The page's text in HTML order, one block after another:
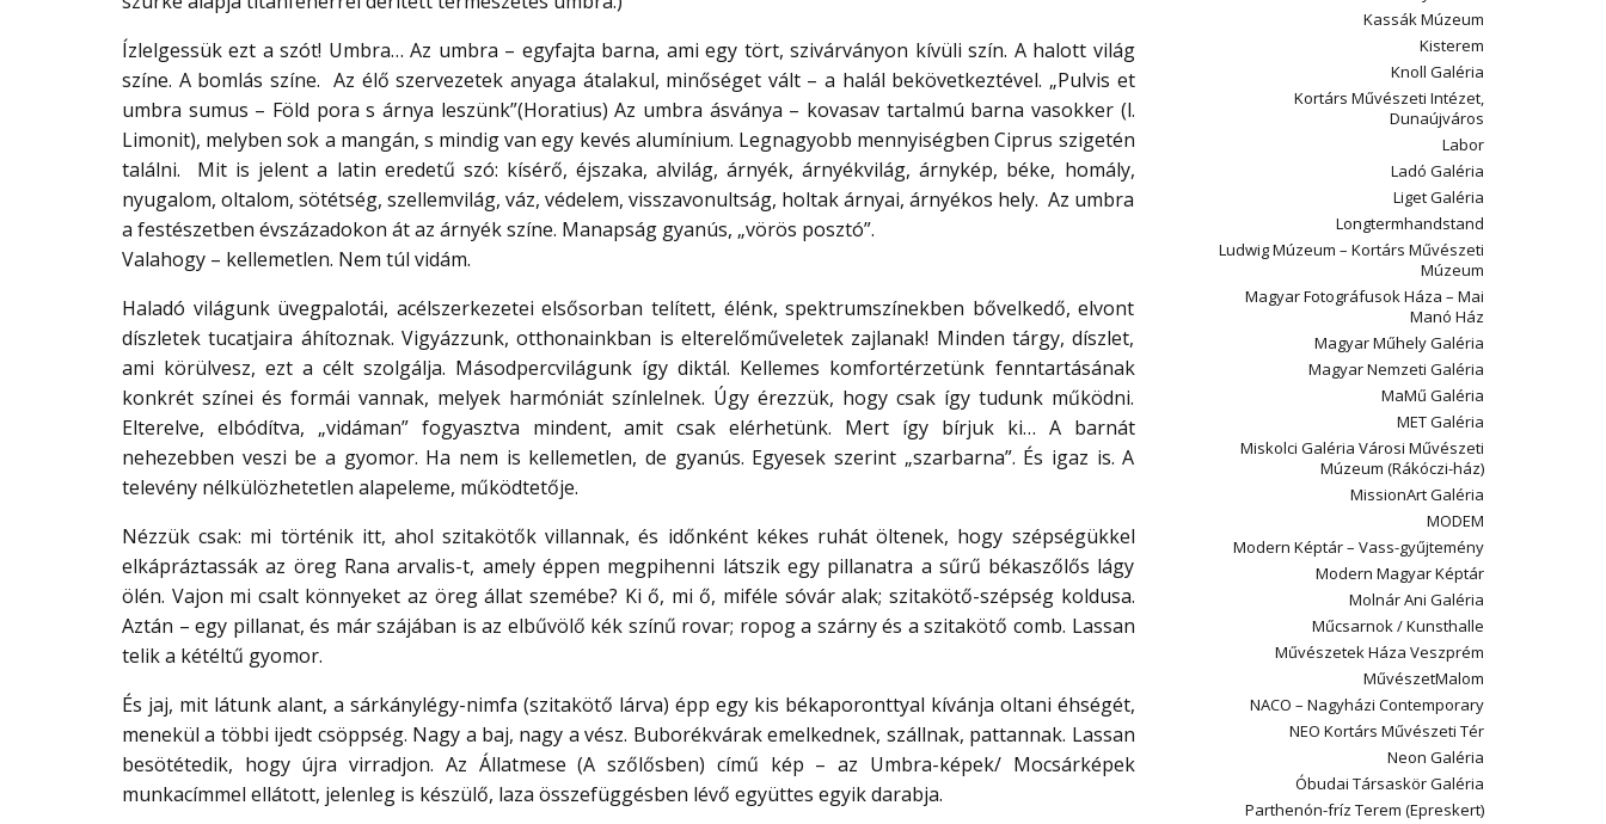
Ízlelgessük ezt a szót! Umbra… Az umbra – egyfajta barna, ami egy tört, szivárványon kívüli szín. A halott világ
színe. A bomlás színe. Az élő szervezetek anyaga átalakul, minőséget vált – a halál bekövetkeztével. „Pulvis et
umbra sumus – Föld pora s árnya leszünk”(Horatius) Az umbra ásványa – kovasav tartalmú barna vasokker (l.
Limonit), melyben sok a mangán, s mindig van egy kevés alumínium. Legnagyobb mennyiségben Ciprus szigetén
találni. Mit is jelent a latin eredetű szó: kísérő, éjszaka, alvilág, árnyék, árnyékvilág, árnykép, béke, homály,
nyugalom, oltalom, sötétség, szellemvilág, váz, védelem, visszavonultság, holtak árnyai, árnyékos hely. Az umbra
a festészetben évszázadokon át az árnyék színe. Manapság gyanús, „vörös posztó”.
Valahogy – kellemetlen. Nem túl vidám.
Haladó világunk üvegpalotái, acélszerkezetei elsősorban telített, élénk, spektrumszínekben bővelkedő, elvont
díszletek tucatjaira áhítoznak. Vigyázzunk, otthonainkban is elterelőműveletek zajlanak! Minden tárgy, díszlet,
ami körülvesz, ezt a célt szolgálja. Másodpercvilágunk így diktál. Kellemes komfortérzetünk fenntartásának
konkrét színei és formái vannak, melyek harmóniát színlelnek. Úgy érezzük, hogy csak így tudunk működni.
Elterelve, elbódítva, „vidáman” fogyasztva mindent, amit csak elérhetünk. Mert így bírjuk ki… A barnát
nehezebben veszi be a gyomor. Ha nem is kellemetlen, de gyanús. Egyesek szerint „szarbarna”. És igaz is. A
televény nélkülözhetetlen alapeleme, működtetője.
Nézzük csak: mi történik itt, ahol szitakötők villannak, és időnként kékes ruhát öltenek, hogy szépségükkel
elkápráztassák az öreg Rana arvalis-t, amely éppen megpihenni látszik egy pillanatra a sűrű békaszőlős lágy
ölén. Vajon mi csalt könnyeket az öreg állat szemébe? Ki ő, mi ő, miféle sóvár alak; szitakötő-szépség koldusa.
Aztán – egy pillanat, és már szájában is az elbűvölő kék színű rovar; ropog a szárny és a szitakötő comb. Lassan
telik a kétéltű gyomor.
És jaj, mit látunk alant, a sárkánylégy-nimfa (szitakötő lárva) épp egy kis békaporonttyal kívánja oltani éhségét,
menekül a többi ijedt csöppség. Nagy a baj, nagy a vész. Buborékvárak emelkednek, szállnak, pattannak. Lassan
besötétedik, hogy újra virradjon. Az Állatmese (A szőlősben) című kép – az Umbra-képek/ Mocsárképek
munkacímmel ellátott, jelenleg is készülő, laza összefüggésben lévő együttes egyik darabja.
Kassák Múzeum
Kisterem
Knoll Galéria
Kortárs Művészeti Intézet,
Dunaújváros
Labor
Ladó Galéria
Liget Galéria
Longtermhandstand
Ludwig Múzeum – Kortárs Művészeti
Múzeum
Magyar Fotográfusok Háza – Mai
Manó Ház
Magyar Műhely Galéria
Magyar Nemzeti Galéria
MaMű Galéria
MET Galéria
Miskolci Galéria Városi Művészeti
Múzeum (Rákóczi-ház)
MissionArt Galéria
MODEM
Modern Képtár – Vass-gyűjtemény
Modern Magyar Képtár
Molnár Ani Galéria
Műcsarnok / Kunsthalle
Művészetek Háza Veszprém
MűvészetMalom
NACO – Nagyházi Contemporary
NEO Kortárs Művészeti Tér
Neon Galéria
Óbudai Társaskör Galéria
Parthenón-fríz Terem (Epreskert)